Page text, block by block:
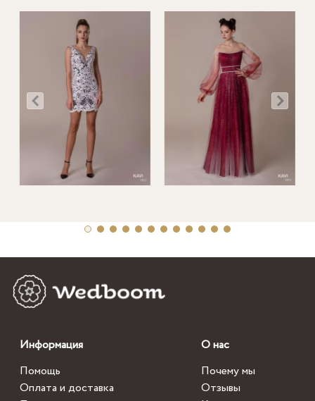
Информация
Помощь
Оплата и доставка
О нас
Почему мы
Отзывы